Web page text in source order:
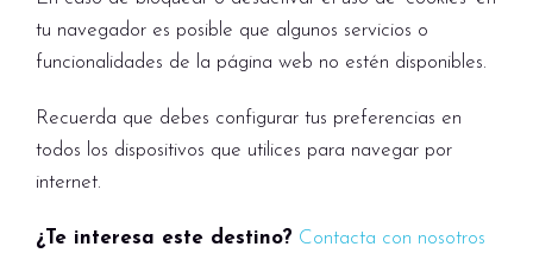
tu navegador es posible que algunos servicios o
funcionalidades de la página web no estén disponibles.
Recuerda que debes configurar tus preferencias en
todos los dispositivos que utilices para navegar por
internet.
¿Te interesa este destino? Contacta con nosotros